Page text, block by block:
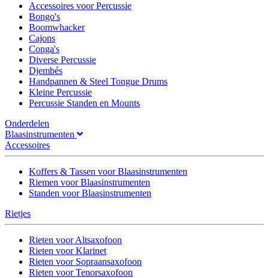
Accessoires voor Percussie
Bongo's
Boomwhacker
Cajons
Conga's
Diverse Percussie
Djembés
Handpannen & Steel Tongue Drums
Kleine Percussie
Percussie Standen en Mounts
Onderdelen
Blaasinstrumenten
Accessoires
Koffers & Tassen voor Blaasinstrumenten
Riemen voor Blaasinstrumenten
Standen voor Blaasinstrumenten
Rietjes
Rieten voor Altsaxofoon
Rieten voor Klarinet
Rieten voor Sopraansaxofoon
Rieten voor Tenorsaxofoon